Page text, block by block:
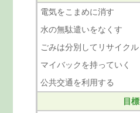
電気をこまめに消す
水の無駄遣いをなくす
ごみは分別してリサイクル
マイバックを持っていく
公共交通を利用する
目標